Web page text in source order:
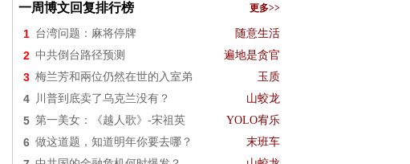
一周博文回复排行榜 更多>>
1 台湾问题：麻将停牌 随意生活
2 中共倒台路径预测 遍地是贪官
3 梅兰芳和兩位仍然在世的入室弟 玉质
4 川普到底卖了乌克兰没有？ 山蛟龙
5 第一美女：《越人歌》-宋祖英 YOLO宥乐
6 做这道题，知道明年你要去哪？ 末班车